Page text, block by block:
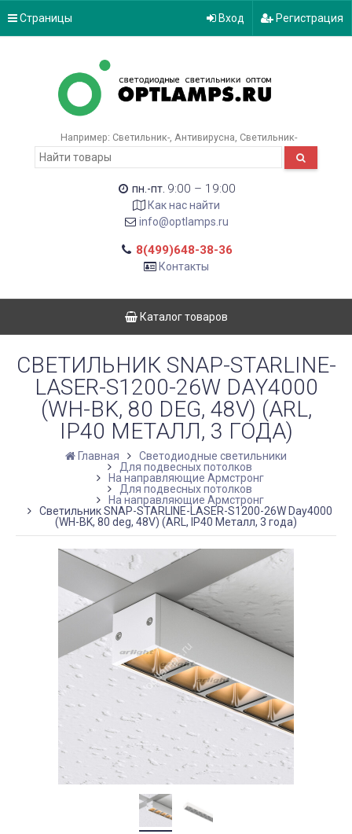
Страницы Вход Регистрация
Например: Светильник- Антивирусна Светильник-
пн.-пт. 9:00 – 19:00
Как нас найти
info@optlamps.ru
8(499)648-38-36
Контакты
Каталог товаров
СВЕТИЛЬНИК SNAP-STARLINE-
LASER-S1200-26W DAY4000
(WH-BK, 80 DEG, 48V) (ARL,
IP40 МЕТАЛЛ, 3 ГОДА)
Главная
Светодиодные светильники
Для подвесных потолков
На направляющие Армстронг
Для подвесных потолков
На направляющие Армстронг
Светильник SNAP-STARLINE-LASER-S1200-26W Day4000
(WH-BK, 80 deg, 48V) (ARL, IP40 Металл, 3 года)